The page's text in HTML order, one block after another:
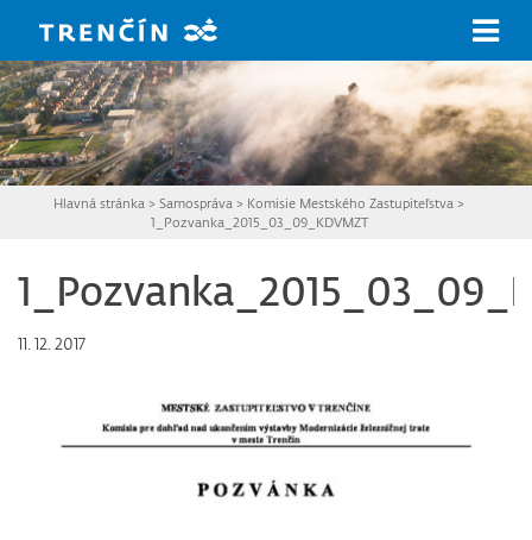
Hlavná stránka >Samospráva > Komisie Mestského Zastupiteľstva >
1_Pozvanka_2015_03_09_KDVMZT
11. 12. 2017